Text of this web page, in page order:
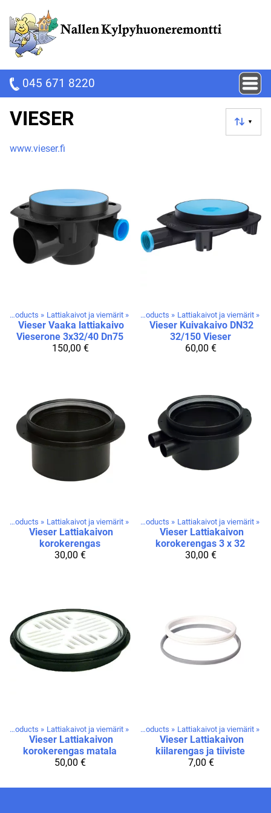
045 671 8220
▼
VIESER
www.vieser.fi
Products ‪» Lattiakaivot ja viemärit ‪»
Vieser Vaaka lattiakaivo
Vieserone 3x32/40 Dn75
150,00 €
Products ‪» Lattiakaivot ja viemärit ‪»
Vieser Kuivakaivo DN32
32/150 Vieser
60,00 €
Products ‪» Lattiakaivot ja viemärit ‪»
Vieser Lattiakaivon
korokerengas
30,00 €
Products ‪» Lattiakaivot ja viemärit ‪»
Vieser Lattiakaivon
korokerengas 3 x 32
30,00 €
Products ‪» Lattiakaivot ja viemärit ‪»
Vieser Lattiakaivon
korokerengas matala
50,00 €
Products ‪» Lattiakaivot ja viemärit ‪»
Vieser Lattiakaivon
kiilarengas ja tiiviste
7,00 €